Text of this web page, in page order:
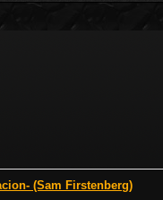
(Sam Firstenberg)